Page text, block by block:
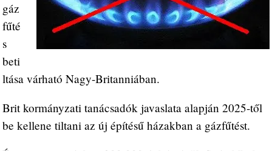
gáz
fűté
s
beti
ltása várható Nagy-Britanniában.
Brit kormányzati tanácsadók javaslata alapján 2025-től
be kellene tiltani az új építésű házakban a gázfűtést.